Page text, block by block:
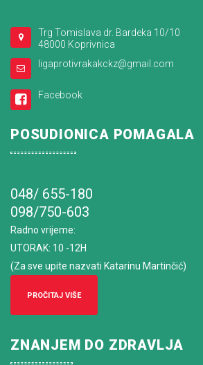
Trg Tomislava dr. Bardeka 10/10
48000 Koprivnica
ligaprotivrakakckz@gmail.com
Facebook
POSUDIONICA POMAGALA
048/ 655-180
098/750-603
Radno vrijeme:
UTORAK: 10 -12H
(Za sve upite nazvati Katarinu Martinčić)
PROČITAJ VIŠE
ZNANJEM DO ZDRAVLJA